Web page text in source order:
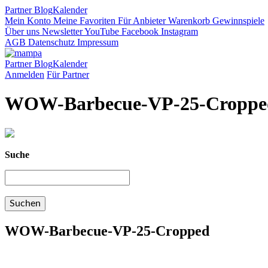
PartnerBlogKalender
Mein Konto Meine Favoriten Für AnbieterWarenkorb Gewinnspiele
Über uns NewsletterYouTube Facebook Instagram
AGB Datenschutz Impressum
PartnerBlogKalender
Anmelden Für Partner
WOW-Barbecue-VP-25-
Suche
WOW-Barbecue-VP-25-Cropped